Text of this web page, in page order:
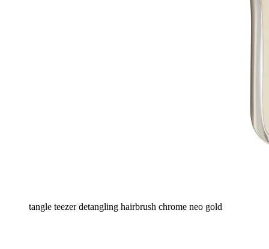
tangle teezer detangling hairbrush chrome neo gold